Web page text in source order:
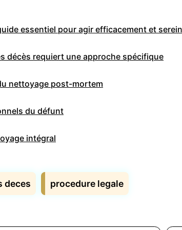
essentiel pour agir efficacement et
décès requiert une approche spécifique
nettoyage post-mortem
du défunt
intégral
deces procedure legale